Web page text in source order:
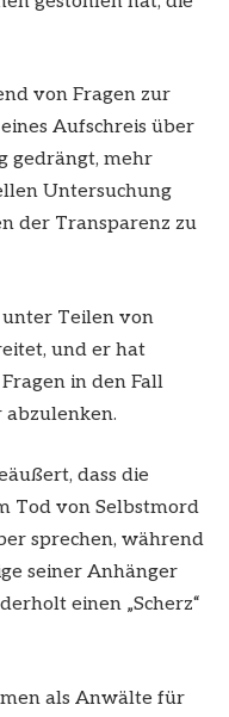
von Fragen zur
Aufschreis über
gedrängt, mehr
Untersuchung
der Transparenz zu
Teilen von
und er hat
in den Fall
dass die
Tod von Selbstmord
sprechen, während
seiner Anhänger
einen „Scherz“
als Anwälte für